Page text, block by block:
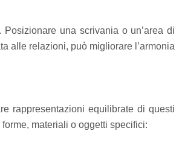
una scrivania o un’area di
alle relazioni, può migliorare l’armonia
rappresentazioni equilibrate di questi
materiali o oggetti specifici: